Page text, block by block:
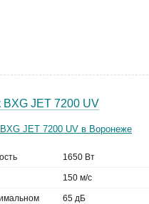
JET 7200 UV
1650 Вт
150 м/с
65 дБ